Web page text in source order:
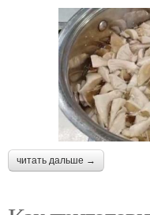
читать дальше →